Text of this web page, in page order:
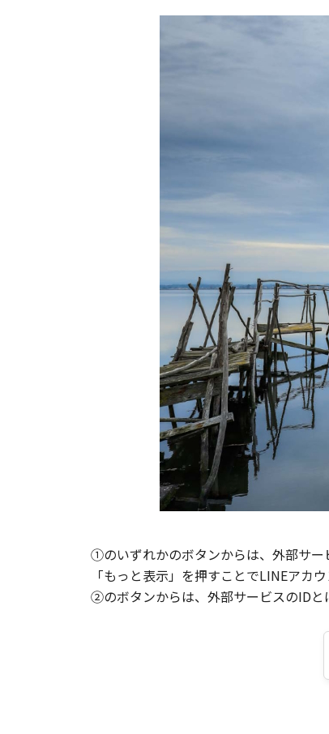
①のいずれかのボタンからは、外部サー
「もっと表示」を押すことでLINEアカ
②のボタンからは、外部サービスのIDと